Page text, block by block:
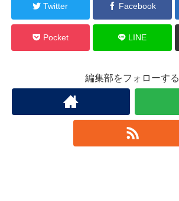
Twitter Facebook
Pocket LINE
編集部をフォローする